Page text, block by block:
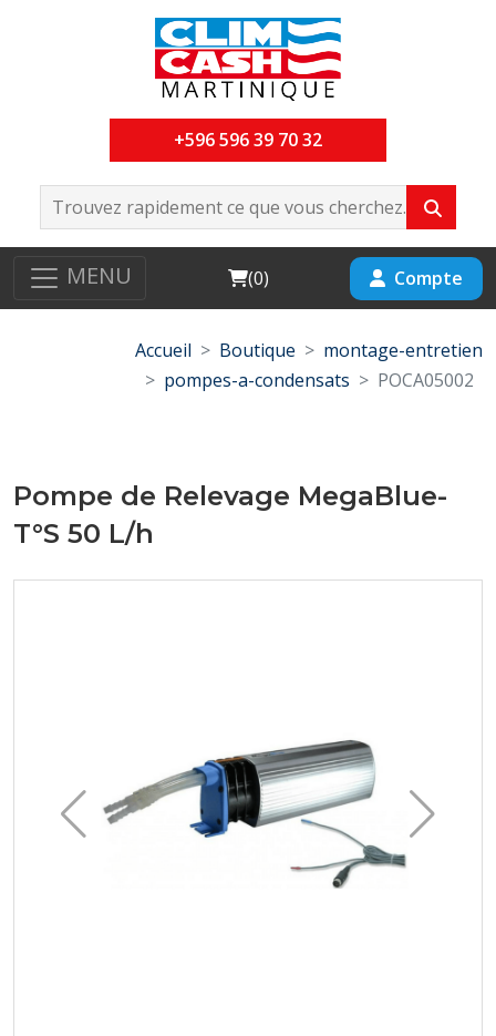
+596 596 39 70 32
MENU Cart
(0) Compte
Accueil Boutique
montage-entretien
pompes-a-condensats
POCA05002
Pompe de Relevage MegaBlue-
T°S 50 L/h